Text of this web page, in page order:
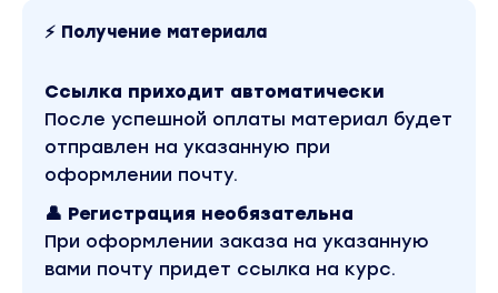
⚡ Получение материала
Ссылка приходит автоматически
После успешной оплаты материал будет
отправлен на указанную при
оформлении почту.
👤 Регистрация необязательна
При оформлении заказа на указанную
вами почту придет ссылка на курс.